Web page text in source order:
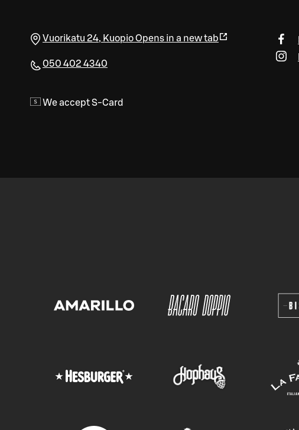
Vuorikatu 24, KuopioOpens in a new tab
050 402 4340
We accept S-Card